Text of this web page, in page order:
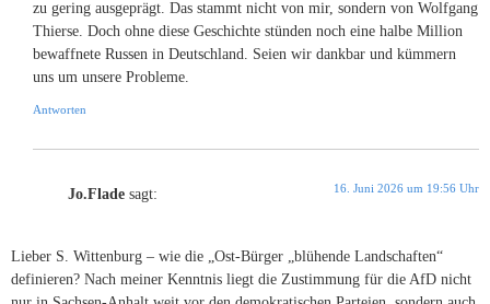
zu gering ausgeprägt. Das stammt nicht von mir, sondern von Wolfgang
Thierse. Doch ohne diese Geschichte stünden noch eine halbe Million
bewaffnete Russen in Deutschland. Seien wir dankbar und kümmern
uns um unsere Probleme.
Antworten
Jo.Flade sagt: 16. Juni 2026 um 19:56 Uhr
Lieber S. Wittenburg – wie die „Ost-Bürger „blühende Landschaften“
definieren? Nach meiner Kenntnis liegt die Zustimmung für die AfD nicht